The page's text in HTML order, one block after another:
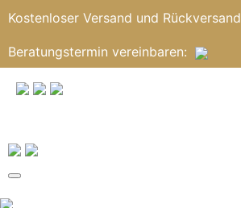
Kostenloser Versand und Rückversand
Beratungstermin vereinbaren: